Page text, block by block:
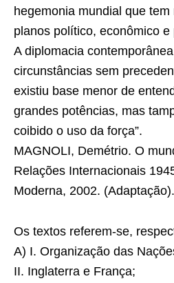
hegemonia mundial que
planos político, econômico
A diplomacia
circunstâncias sem
existiu base menor de
grandes potências, mas
coibido o uso da força”.
MAGNOLI, Demétrio. O
Relações Internacionais
Moderna, 2002. (Adaptação).
Os textos referem-se,
A) I. Organização das
II. Inglaterra e França;